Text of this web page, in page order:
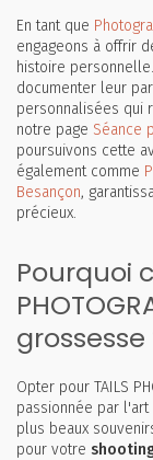
En tant que
engageons à offrir
histoire
documenter leur
personnalisées qui
notre page Séance
poursuivons cette
également comme
Besançon,
précieux.
Pourquoi
grossesse
Opter pour TAILS
passionnée par
plus beaux
pour votre